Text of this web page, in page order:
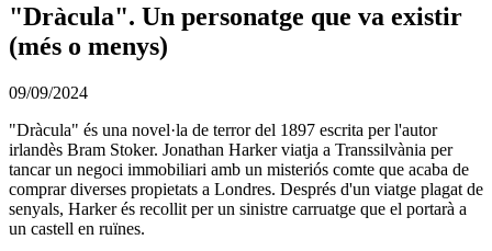
"Dràcula". Un personatge que va existir
(més o menys)
09/09/2024
"Dràcula" és una novel·la de terror del 1897 escrita per l'autor
irlandès Bram Stoker. Jonathan Harker viatja a Transsilvània per
tancar un negoci immobiliari amb un misteriós comte que acaba de
comprar diverses propietats a Londres. Després d'un viatge plagat de
senyals, Harker és recollit per un sinistre carruatge que el portarà a
un castell en ruïnes.